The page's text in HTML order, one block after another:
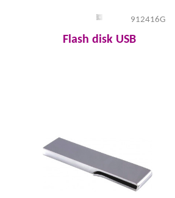
912416G
Flash disk USB